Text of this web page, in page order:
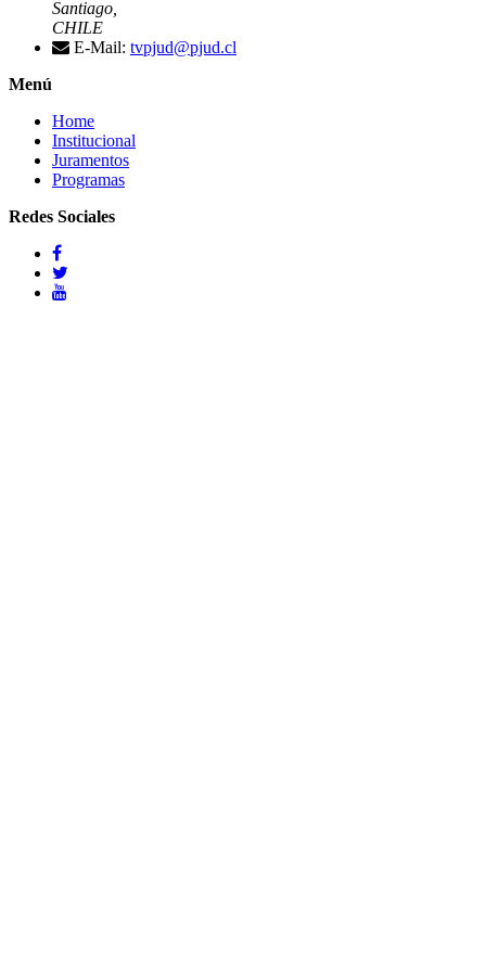
Santiago,
CHILE
E-Mail: tvpjud@pjud.cl
Menú
Home
Institucional
Juramentos
Programas
Redes Sociales